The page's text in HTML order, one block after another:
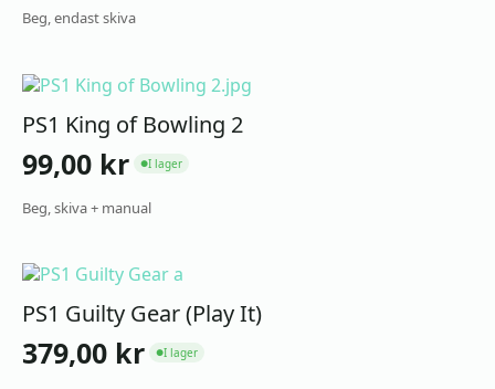
Beg, endast skiva
PS1 King of Bowling 2
99,00 kr ●I lager
Beg, skiva + manual
PS1 Guilty Gear (Play It)
379,00 kr ●I lager